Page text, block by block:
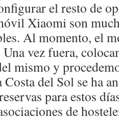
el resto de
Xiaomi son
Al momento, el
vez fuera,
mismo y
del Sol se ha
para estos
de